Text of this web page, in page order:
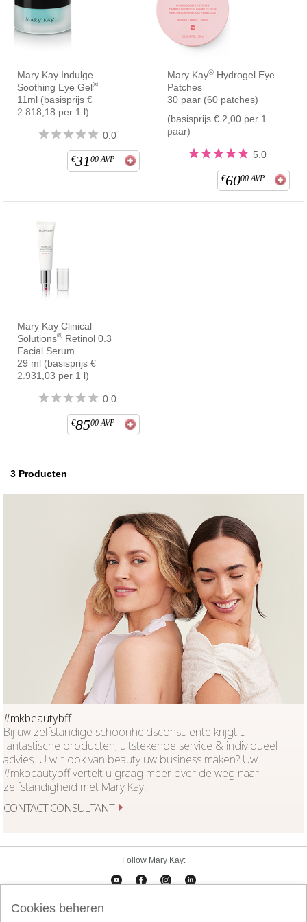
Mary Kay Indulge
Soothing Eye Gel®
11ml (basisprijs €
2.818,18 per 1 l)
0.0
€31 00 AVP
Mary Kay® Hydrogel Eye
Patches
30 paar (60 patches)
(basisprijs € 2,00 per 1
paar)
5.0
€6000 AVP
Mary Kay Clinical
Solutions® Retinol 0.3
Facial Serum
29 ml (basisprijs €
2.931,03 per 1 l)
0.0
€8500 AVP
3 Producten
#mkbeautybff
Bij uw zelfstandige schoonheidsconsulente krijgt u
fantastische producten, uitstekende service & individueel
advies. U wilt ook van beauty uw business maken? Uw
#mkbeautybff vertelt u graag meer over de weg naar
zelfstandigheid met Mary Kay!
CONTACT CONSULTANT
Follow Mary Kay:
Cookies beheren Impressum
Cookies beheren